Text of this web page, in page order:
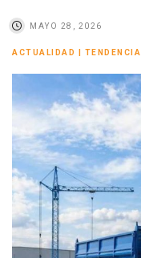
MAYO 28, 2026
ACTUALIDAD